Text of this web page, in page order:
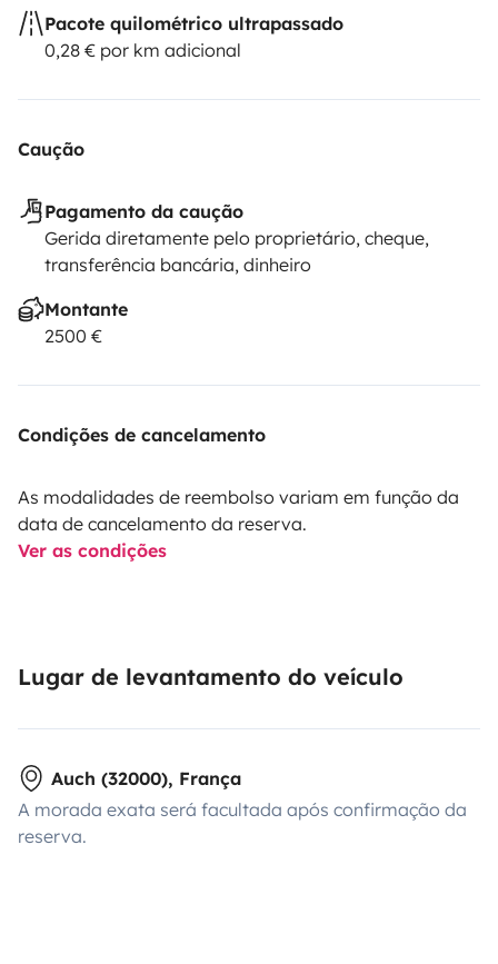
Pacote quilométrico ultrapassado
0,28 € por km adicional
Caução
Pagamento da caução
Gerida diretamente pelo proprietário, cheque,
transferência bancária, dinheiro
Montante
2500 €
Condições de cancelamento
As modalidades de reembolso variam em função da
data de cancelamento da reserva.
Ver as condições
Lugar de levantamento do veículo
Auch (32000), França
A morada exata será facultada após confirmação da
reserva.